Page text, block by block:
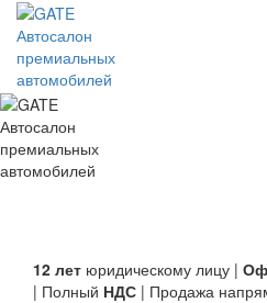
Автосалон
премиальных
автомобилей
Автосалон
премиальных
автомобилей
12 лет юридическому лицу |
| Полный НДС | Продажа